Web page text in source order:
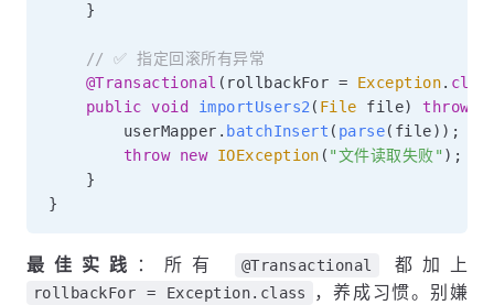
}
// ✅ 指定回滚所有异常
@Transactional ( rollbackFor = Exception.
public void importUsers2( File file) throws
        userMapper
. batchInsert ( parse( file) ) ;
throw
new IOException ( "文件读取失败" ) ;
}
}
最佳实践 ：所有 @Transactional 都加上
rollbackFor = Exception.class
，养成习惯。别嫌